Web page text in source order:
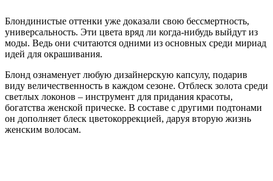
Блондинистые оттенки уже доказали свою бессмертность,
универсальность. Эти цвета вряд ли когда-нибудь выйдут из
моды. Ведь они считаются одними из основных среди мириад
идей для окрашивания.
Блонд ознаменует любую дизайнерскую капсулу, подарив
виду величественность в каждом сезоне. Отблеск золота среди
светлых локонов – инструмент для придания красоты,
богатства женской прическе. В составе с другими подтонами
он дополняет блеск цветокоррекцией, даруя вторую жизнь
женским волосам.